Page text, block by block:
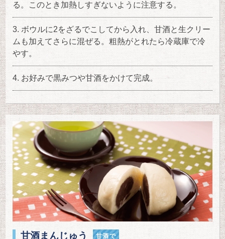
る。このとき加熱しすぎないように注意する。
ボウルに2をざるでこしてから入れ、甘酒と生クリー
ムも加えてさらに混ぜる。粗熱がとれたら冷蔵庫で冷
やす。
お好みで黒みつや甘酒をかけて完成。
甘酒まんじゅう 甘酒で